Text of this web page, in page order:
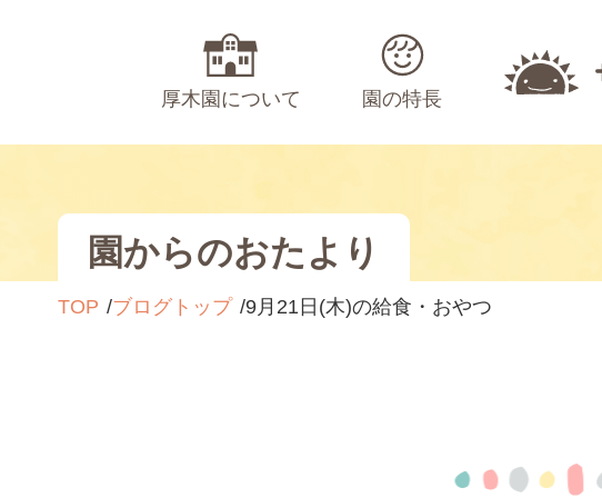
厚木園について 園の特長
園からのおたより
TOP ブログトップ 9月21日(木)の給食・おやつ